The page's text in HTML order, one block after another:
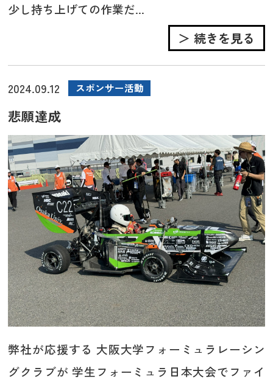
少し持ち上げての作業だ...
＞ 続きを見る
2024.09.12 スポンサー活動
悲願達成
弊社が応援する 大阪大学フォーミュラレーシン
グクラブが 学生フォーミュラ日本大会でファイ